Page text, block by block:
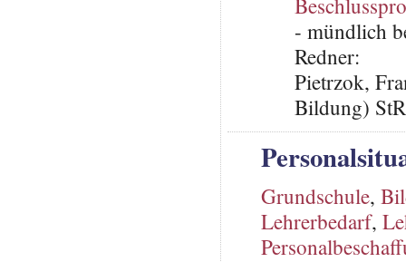
- mündlich
Redner:
Pietrzok,
Bildung)
Grundschule,
Lehrerbedarf,